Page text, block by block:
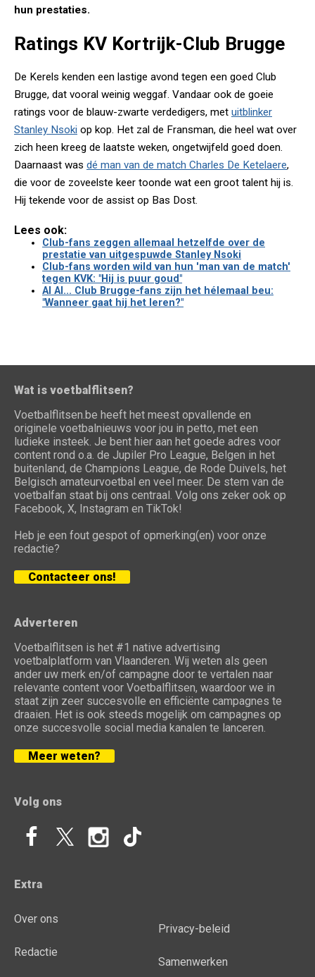
hun prestaties.
Ratings KV Kortrijk-Club Brugge
De Kerels kenden een lastige avond tegen een goed Club
Brugge, dat vooral weinig weggaf. Vandaar ook de goeie
ratings voor de blauw-zwarte verdedigers, met uitblinker
Stanley Nsoki op kop. Het zal de Fransman, die heel wat over
zich heen kreeg de laatste weken, ongetwijfeld goed doen.
Daarnaast was dé man van de match Charles De Ketelaere,
die voor de zoveelste keer toonde wat een groot talent hij is.
Hij tekende voor de assist op Bas Dost.
Lees ook:
Club-fans zeggen allemaal hetzelfde over de
prestatie van uitgespuwde Stanley Nsoki
Club-fans worden wild van hun 'man van de match'
tegen KVK: "Hij is puur goud"
AI AI... Club Brugge-fans zijn het hélemaal beu:
"Wanneer gaat hij het leren?"
Wat is voetbalflitsen?
Voetbalflitsen.be heeft het meest opvallende en
originele voetbalnieuws voor jou in petto, met een
ludieke insteek. Je bent hier aan het goede adres voor
content rond o.a. de Jupiler Pro League, Belgen in het
buitenland, de Champions League, de Rode Duivels, het
Belgisch amateurvoetbal en veel meer. De stem van de
voetbalfan staat bij ons centraal. Volg ons zeker ook op
Facebook, X, Instagram en TikTok!
Heb je een fout gespot of opmerking(en) voor onze
redactie?
Contacteer ons!
Adverteren
Voetbalflitsen is het #1 native advertising
voetbalplatform van Vlaanderen. Wij weten als geen
ander uw merk en/of campagne door te vertalen naar
relevante content voor Voetbalflitsen, waardoor we in
staat zijn zeer succesvolle en efficiënte campagnes te
draaien. Het is ook steeds mogelijk om campagnes op
onze succesvolle social media kanalen te lanceren.
Meer weten?
Volg ons
Extra
Over ons
Redactie
Privacy-beleid
Samenwerken